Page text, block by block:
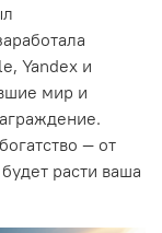
Yandex и
мир и
— от
расти ваша